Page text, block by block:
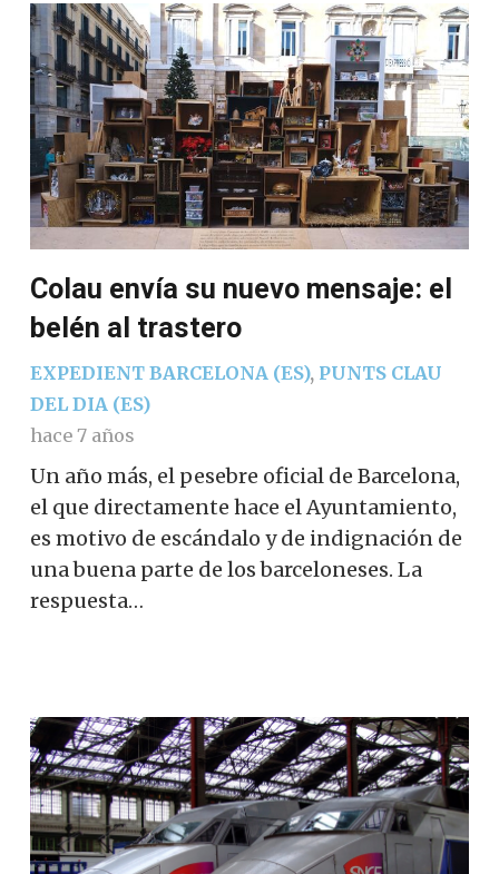
Colau envía su nuevo mensaje: el
belén al trastero
EXPEDIENT BARCELONA (ES), PUNTS CLAU
DEL DIA (ES)
hace 7 años
Un año más, el pesebre oficial de Barcelona,
el que directamente hace el Ayuntamiento,
es motivo de escándalo y de indignación de
una buena parte de los barceloneses. La
respuesta…